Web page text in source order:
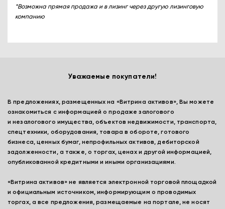
*Возможна прямая продажа и в лизинг через другую лизинговую
компанию
Уважаемые покупатели!
В предложениях, размещенных на «Витрина активов», Вы можете
ознакомиться с информацией о продаже залогового
и незалогового имущества, объектов недвижимости, транспорта,
спецтехники, оборудования, товара в обороте, готового
бизнеса, ценных бумаг, непрофильных активов, дебиторской
задолженности, а также, о торгах, ценах и другой информацией,
опубликованной кредитными и иными организациями.
«Витрина активов» не является электронной торговой площадкой
и официальным источником, информирующим о проводимых
торгах, а все предложения, размещаемые на портале, не носят